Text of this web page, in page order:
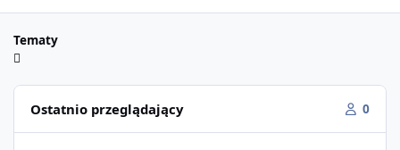
Tematy
Ostatnio przeglądający 0